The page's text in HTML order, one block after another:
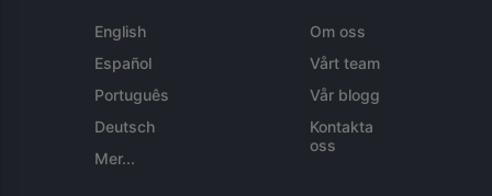
English
Español
Português
Deutsch
Mer...
Om oss
Vårt team
Vår blogg
Kontakta
oss